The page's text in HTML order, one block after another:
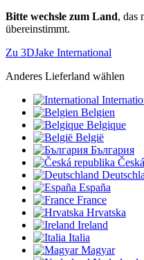
Bitte wechsle zum Land, das
übereinstimmt.
Zu 3DJake International
Anderes Lieferland wählen
Belgien
Belgique
België
България
España
France
Hrvatska
Ireland
Italia
Magyar